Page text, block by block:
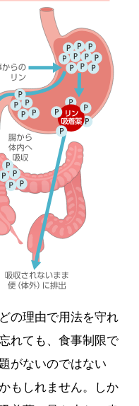
の理由で用法を守れ
れても、食事制限で
がないのではない
もしれません。しか